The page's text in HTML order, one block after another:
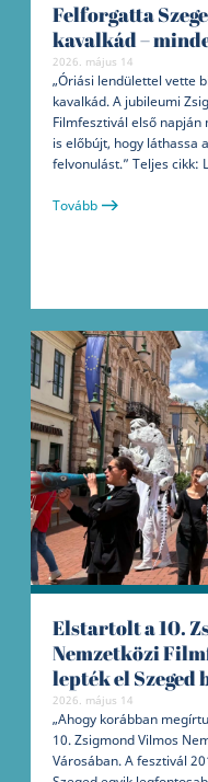
Felforgatta
kavalkád –
2026. május 14
„Óriási lendülettel vette
kavalkád. A jubileumi
Filmfesztivál első
is előbújt, hogy láthassa
felvonulást.” Teljes cikk:
Tovább
Elstartolt a 10.
Nemzetközi
lepték el Szeged
2026. május 14
„Ahogy korábban
10. Zsigmond Vilmos
Városában. A fesztivál